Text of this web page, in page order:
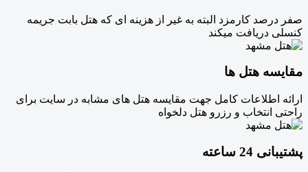
صفر درصد کارمزد البته به غیر از هزینه ای که هتل بابت جریمه
کنسلی دریافت میکند
مقایسه هتل ها
ارائه اطلاعات کامل جهت مقایسه هتل های مشابه در سایت برای
راحتی انتخاب و رزرو هتل دلخواه
پشتیبانی 24 ساعته